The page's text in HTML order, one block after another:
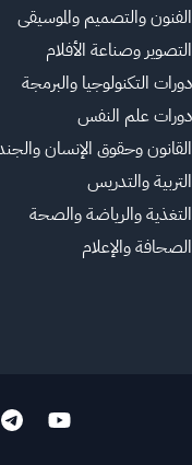
الفنون والتصميم والموسيقى
التصوير وصناعة الأفلام
دورات التكنولوجيا والبرمجة
دورات علم النفس
القانون وحقوق الإنسان
التربية والتدريس
التغذية والرياضة والصحة
الصحافة والإعلام